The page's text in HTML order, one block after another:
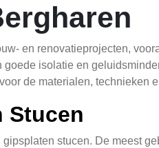
en renovatieprojecten,
isolatie en
de materialen, technieken
Stucen
stucen. De meest